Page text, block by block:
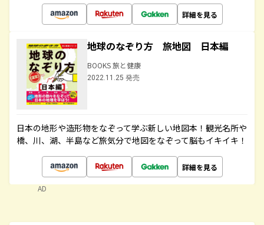
詳細を見る
地球のなぞり方 旅地図 日本編
BOOKS 旅と健康
2022.11.25 発売
日本の地形や造形物をなぞって学ぶ新しい地図本！観光名所や
橋、川、湖、半島など旅気分で地図をなぞって脳もイキイキ！
詳細を見る
AD